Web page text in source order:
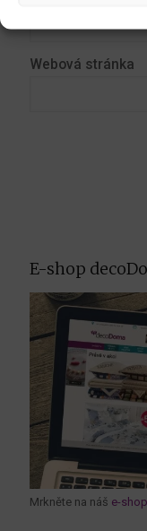
Webová stránka
E-shop
Mrkněte na náš e-shop